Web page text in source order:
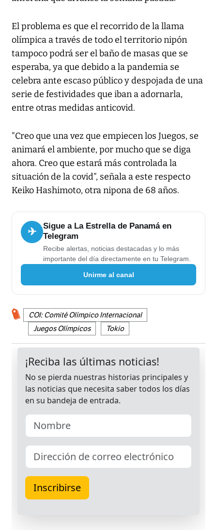
El problema es que el recorrido de la llama
olímpica a través de todo el territorio nipón
tampoco podrá ser el baño de masas que se
esperaba, ya que debido a la pandemia se
celebra ante escaso público y despojada de una
serie de festividades que iban a adornarla,
entre otras medidas anticovid.
"Creo que una vez que empiecen los Juegos, se
animará el ambiente, por mucho que se diga
ahora. Creo que estará más controlada la
situación de la covid”, señala a este respecto
Keiko Hashimoto, otra nipona de 68 años.
✈
Sigue a La Estrella de Panamá en
Telegram
Recibe alertas, noticias destacadas y lo más
importante del día directamente en tu Telegram.
Unirme al canal
COI: Comité Olímpico Internacional
Juegos Olímpicos
Tokio